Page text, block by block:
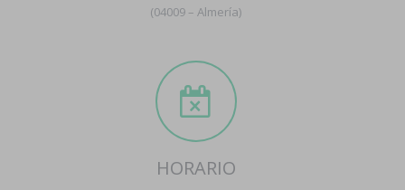
(04009 – Almería)
HORARIO